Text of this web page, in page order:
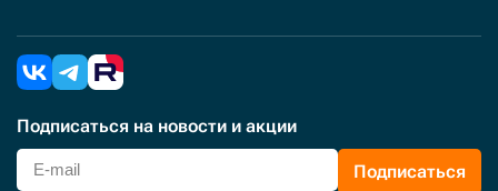
Подписаться на новости и акции
Подписаться